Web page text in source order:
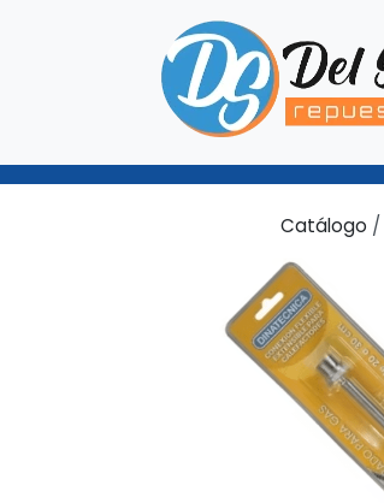
Catálogo /